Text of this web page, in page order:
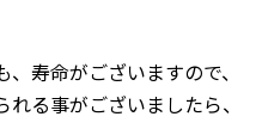
寿命がございますので、
る事がございましたら、